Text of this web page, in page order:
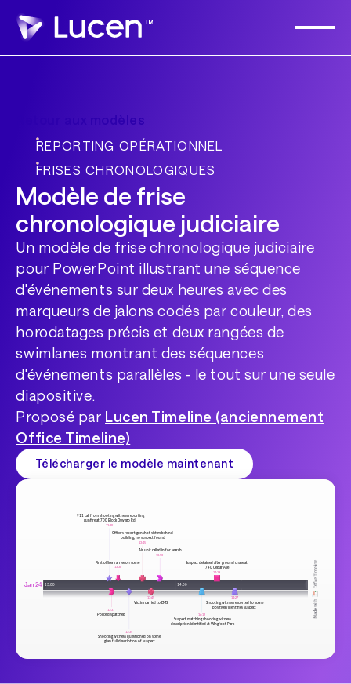
Retour aux modèles
REPORTING OPÉRATIONNEL
FRISES CHRONOLOGIQUES
Modèle de frise
chronologique judiciaire
Un modèle de frise chronologique judiciaire
pour PowerPoint illustrant une séquence
d'événements sur deux heures avec des
marqueurs de jalons codés par couleur, des
horodatages précis et deux rangées de
swimlanes montrant des séquences
d'événements parallèles - le tout sur une seule
diapositive.
Proposé par Lucen Timeline (anciennement
Office Timeline)
Télécharger le modèle maintenant